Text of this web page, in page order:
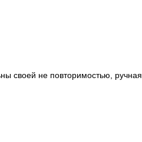
своей не повторимостью, ручная